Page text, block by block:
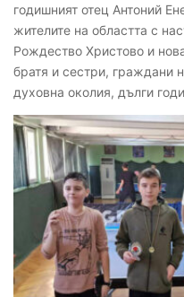
годишният отец Антоний
жителите на областта с
Рождество Христово и
братя и сестри, граждани
духовна околия, дълги